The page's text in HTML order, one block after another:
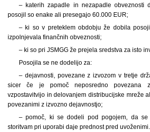
– katerih zapadle in nezapadle obveznosti
posojil so enake ali presegajo 60.000 EUR;
– ki so v preteklem obdobju že dobila
izpolnjevala finančnih obveznosti;
– ki so pri JSMGG že prejela sredstva za isto
Posojila se ne dodelijo za:
– dejavnosti, povezane z izvozom v tretje
sicer če je pomoč neposredno povezana z
vzpostavitvijo in delovanjem distribucijske mreže
povezanimi z izvozno dejavnostjo;
– pomoč, ki se dodeli pod pogojem, da se
storitvam pri uporabi daje prednost pred uvoženimi.